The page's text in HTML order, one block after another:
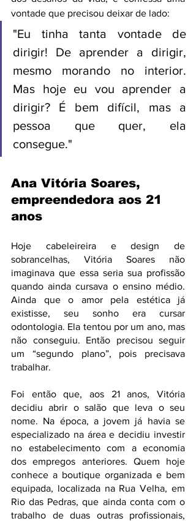
vontade que precisou deixar de lado:
"Eu tinha tanta vontade de
dirigir! De aprender a dirigir,
mesmo morando no interior.
Mas hoje eu vou aprender a
dirigir? É bem difícil, mas a
pessoa que quer, ela
consegue."
Ana Vitória Soares,
empreendedora aos 21
anos
Hoje cabeleireira e design de
sobrancelhas, Vitória Soares não
imaginava que essa seria sua profissão
quando ainda cursava o ensino médio.
Ainda que o amor pela estética já
existisse, seu sonho era cursar
odontologia. Ela tentou por um ano, mas
não conseguiu. Então precisou seguir
um “segundo plano”, pois precisava
trabalhar.
Foi então que, aos 21 anos, Vitória
decidiu abrir o salão que leva o seu
nome. Na época, a jovem já havia se
especializado na área e decidiu investir
no estabelecimento com a economia
dos empregos anteriores. Quem hoje
conhece a boutique organizada e bem
equipada, localizada na Rua Velha, em
Rio das Pedras, que ainda conta com o
trabalho de duas outras profissionais,